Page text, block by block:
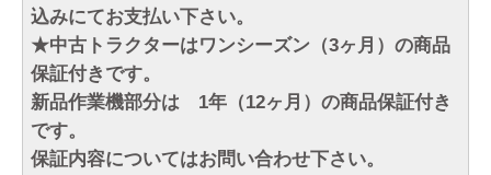
込みにてお支払い下さい。
★中古トラクターはワンシーズン（3ヶ月）の商品
保証付きです。
新品作業機部分は 1年（12ヶ月）の商品保証付き
です。
保証内容についてはお問い合わせ下さい。